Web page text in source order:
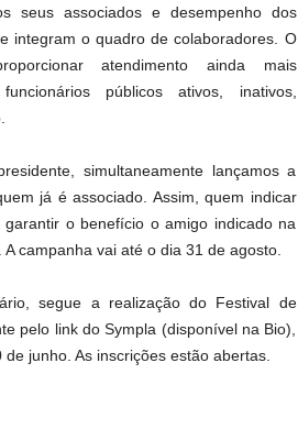
seus associados e desempenho dos
integram o quadro de colaboradores. O
atendimento ainda mais
públicos ativos, inativos,
simultaneamente lançamos a
já é associado. Assim, quem indicar
o benefício o amigo indicado na
campanha vai até o dia 31 de agosto.
segue a realização do Festival de
pelo link do Sympla (disponível na Bio),
junho. As inscrições estão abertas.